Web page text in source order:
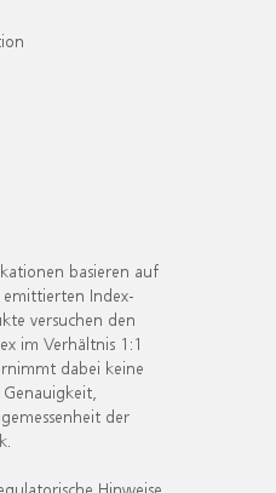
basieren auf
Index-
versuchen den
im Verhältnis 1:1
dabei keine
der